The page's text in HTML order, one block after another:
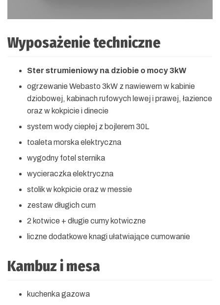
Wyposażenie techniczne
Ster strumieniowy na dziobie o mocy 3kW
ogrzewanie Webasto 3kW z nawiewem w kabinie
dziobowej, kabinach rufowych lewej i prawej, łazience
oraz w kokpicie i dinecie
system wody ciepłej z bojlerem 30L
toaleta morska elektryczna
wygodny fotel sternika
wycieraczka elektryczna
stolik w kokpicie oraz w messie
zestaw długich cum
2 kotwice + długie cumy kotwiczne
liczne dodatkowe knagi ułatwiające cumowanie
Kambuz i mesa
kuchenka gazowa